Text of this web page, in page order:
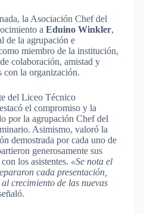
la Asociación Chef del
a Eduino Winkler,
de la agrupación e
miembro de la institución,
colaboración, amistad y
con la organización.
del Liceo Técnico
el compromiso y la
por la agrupación Chef del
Asimismo, valoró la
demostrada por cada uno de
generosamente sus
los asistentes. «Se nota el
cada presentación,
crecimiento de las nuevas